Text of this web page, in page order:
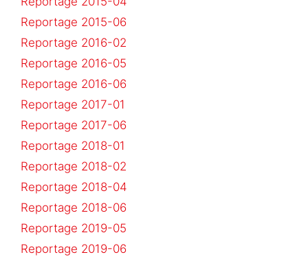
Reportage 2015-06
Reportage 2016-02
Reportage 2016-05
Reportage 2016-06
Reportage 2017-01
Reportage 2017-06
Reportage 2018-01
Reportage 2018-02
Reportage 2018-04
Reportage 2018-06
Reportage 2019-05
Reportage 2019-06